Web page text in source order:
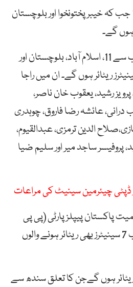
سندھ اور پنجاب سے 11،11 جب کہ خیبر پختونخوا اور بلوچستان
مسلم لیگ (ن) کے پنجاب سے 11، اسلام آباد، بلوچستان اور
پختونخوا سے 2 ، 2 سینیٹرز ریٹائر ہوں گے۔ ان میں راجا
رشید، یعقوب خان ناصر،
عائشہ رضا فاروق، چوہدری
الدین ترمزی، عبدالقیوم،
پروفیسر ساجد میر اور سلیم ضیا
ڈپٹی چیئرمین سینیٹ کی مراعات
پاکستان پیپلز پارٹی (پی پی
پی) کے سندھ سے منتخب 7 سینیٹرز بھی ریٹائر ہونے والوں
کے 7 سینیٹرز ریٹائر ہوں گےجن کا تعلق سندھ سے